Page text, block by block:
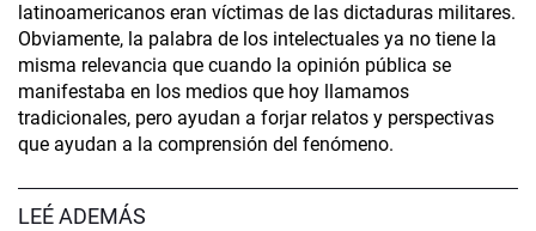
latinoamericanos eran víctimas de las dictaduras militares.
Obviamente, la palabra de los intelectuales ya no tiene la
misma relevancia que cuando la opinión pública se
manifestaba en los medios que hoy llamamos
tradicionales, pero ayudan a forjar relatos y perspectivas
que ayudan a la comprensión del fenómeno.
LEÉ ADEMÁS